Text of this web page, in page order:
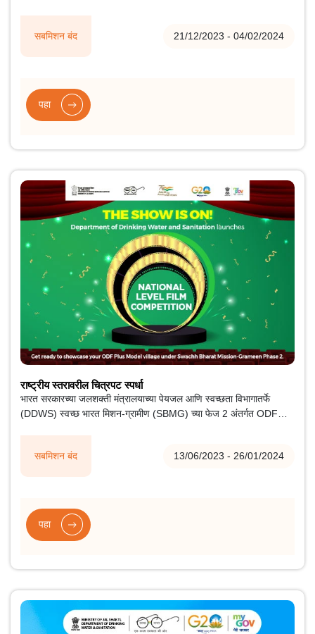
सबमिशन बंद 21/12/2023 - 04/02/2024
यंत्रणांमध्ये गुंतवणूक करण्याचे उद्दिष्ट ठेवले आहे.
पहा
सबमिशन बंद 13/06/2023 - 26/01/2024
राष्ट्रीय स्तरावरील चित्रपट स्पर्धा
भारत सरकारच्या जलशक्ती मंत्रालयाच्या पेयजल आणि स्वच्छता विभागातर्फे
(DDWS) स्वच्छ भारत मिशन-ग्रामीण (SBMG) च्या फेज 2 अंतर्गत ODF
राष्ट्रीय स्तरावरील चित्रपट स्पर्धेचे आयोजन करण्यात आले आहे.
पहा